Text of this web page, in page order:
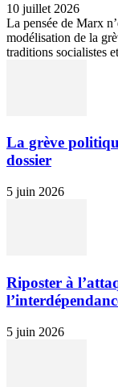
10 juillet 2026
La pensée de Marx
modélisation de la
traditions socialistes
La grève
dossier
5 juin 2026
Riposter à
5 juin 2026